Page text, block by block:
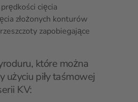
cięcia
złożonych konturów
zapobiegające
które można
użyciu piły taśmowej
KV: